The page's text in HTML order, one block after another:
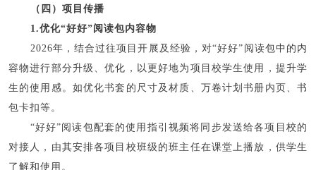
（四）项目传播
1.优化“好好”阅读包内容物
2026年，结合过往项目开展及经验，对“好好”阅读包中的内
容物进行部分升级、优化，以更好地为项目校学生使用，提升学
生的使用感。如优化书套的尺寸及材质、万卷计划书册内页、书
包卡扣等。
“好好”阅读包配套的使用指引视频将同步发送给各项目校的
对接人，由其安排各项目校班级的班主任在课堂上播放，供学生
了解和使用。